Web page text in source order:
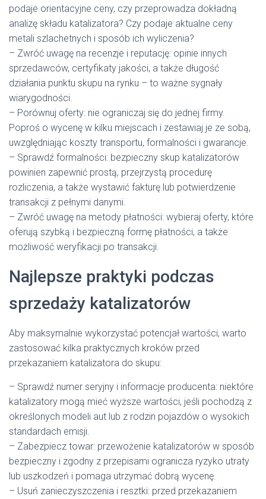
podaje orientacyjne ceny, czy przeprowadza dokładną
analizę składu katalizatora? Czy podaje aktualne ceny
metali szlachetnych i sposób ich wyliczenia?
– Zwróć uwagę na recenzje i reputację: opinie innych
sprzedawców, certyfikaty jakości, a także długość
działania punktu skupu na rynku – to ważne sygnały
wiarygodności.
– Porównuj oferty: nie ograniczaj się do jednej firmy.
Poproś o wycenę w kilku miejscach i zestawiaj je ze sobą,
uwzględniając koszty transportu, formalności i gwarancje.
– Sprawdź formalności: bezpieczny skup katalizatorów
powinien zapewnić prostą, przejrzystą procedurę
rozliczenia, a także wystawić fakturę lub potwierdzenie
transakcji z pełnymi danymi.
– Zwróć uwagę na metody płatności: wybieraj oferty, które
oferują szybką i bezpieczną formę płatności, a także
możliwość weryfikacji po transakcji.
Najlepsze praktyki podczas
sprzedaży katalizatorów
Aby maksymalnie wykorzystać potencjał wartości, warto
zastosować kilka praktycznych kroków przed
przekazaniem katalizatora do skupu:
– Sprawdź numer seryjny i informacje producenta: niektóre
katalizatory mogą mieć wyższe wartości, jeśli pochodzą z
określonych modeli aut lub z rodzin pojazdów o wysokich
standardach emisji.
– Zabezpiecz towar: przewożenie katalizatorów w sposób
bezpieczny i zgodny z przepisami ogranicza ryzyko utraty
lub uszkodzeń i pomaga utrzymać dobrą wycenę.
– Usuń zanieczyszczenia i resztki: przed przekazaniem